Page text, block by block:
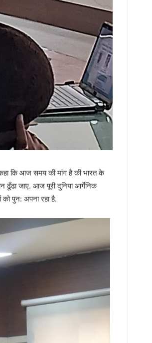
कि आज समय की मांग है की भारत के
ढूँढा जाए. आज पूरी दुनिया आर्गेनिक
को पुन: अपना रहा है.